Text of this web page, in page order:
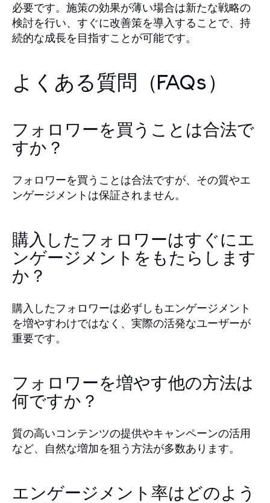
必要です。施策の効果が薄い場合は新たな戦略の
検討を行い、すぐに改善策を導入することで、持
続的な成長を目指すことが可能です。
よくある質問（FAQs）
フォロワーを買うことは合法で
すか？
フォロワーを買うことは合法ですが、その質やエ
ンゲージメントは保証されません。
購入したフォロワーはすぐにエ
ンゲージメントをもたらします
か？
購入したフォロワーは必ずしもエンゲージメント
を増やすわけではなく、実際の活発なユーザーが
重要です。
フォロワーを増やす他の方法は
何ですか？
質の高いコンテンツの提供やキャンペーンの活用
など、自然な増加を狙う方法が多数あります。
エンゲージメント率はどのよう